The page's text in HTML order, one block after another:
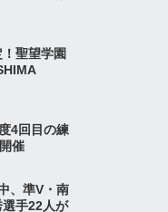
聖望学園
4回目の練
催
、準V・南
手22人が